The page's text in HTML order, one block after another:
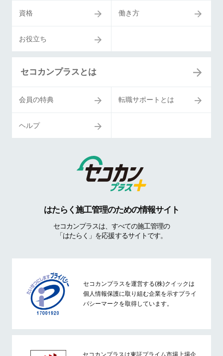
資格 働き方
お役立ち
セコカンプラスとは
会員の特典 転職サポートとは
ヘルプ
はたらく施工管理のための情報サイト
セコカンプラスは、すべての施工管理の
「はたらく」を応援するサイトです。
セコカンプラスを運営する(株)クイックは
個人情報保護に取り組む企業を示すプライ
バシーマークを取得しています。
セコカンプラスは東証プライム市場上場企